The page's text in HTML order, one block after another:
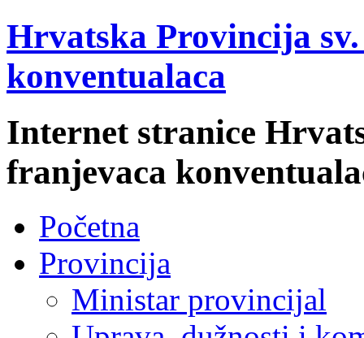
Hrvatska Provincija
konventualaca
Internet stranice
franjevaca
Početna
Provincija
Ministar provincijal